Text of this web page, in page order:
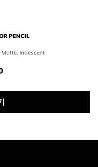
PENCIL
Matte, Iridescent
₩40,000